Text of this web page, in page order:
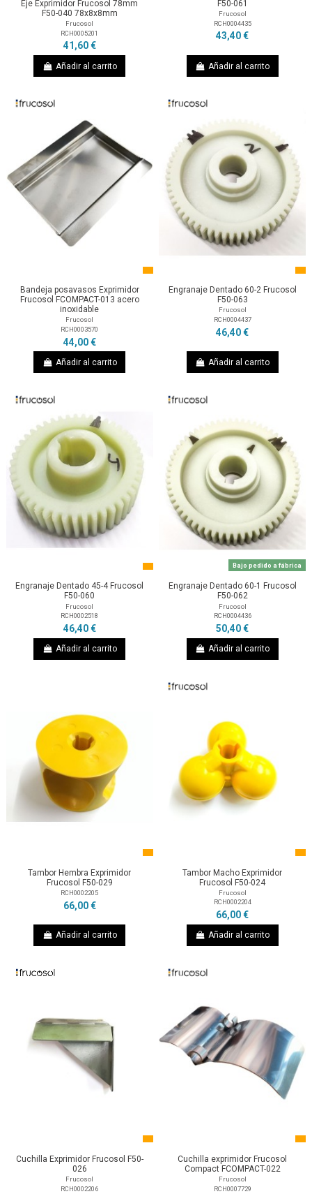
Eje Exprimidor Frucosol 78mm
F50-040 78x8x8mm
Frucosol
RCH0005201
41,60 €
Añadir al carrito
F50-061
Frucosol
RCH0004435
43,40 €
Añadir al carrito
Bandeja posavasos Exprimidor
Frucosol FCOMPACT-013 acero
inoxidable
Frucosol
RCH0003570
44,00 €
Añadir al carrito
Engranaje Dentado 60-2 Frucosol
F50-063
Frucosol
RCH0004437
46,40 €
Añadir al carrito
Engranaje Dentado 45-4 Frucosol
F50-060
Frucosol
RCH0002518
46,40 €
Añadir al carrito
Bajo pedido a fábrica
Engranaje Dentado 60-1 Frucosol
F50-062
Frucosol
RCH0004436
50,40 €
Añadir al carrito
Tambor Hembra Exprimidor
Frucosol F50-029
RCH0002205
66,00 €
Añadir al carrito
Tambor Macho Exprimidor
Frucosol F50-024
Frucosol
RCH0002204
66,00 €
Añadir al carrito
Cuchilla Exprimidor Frucosol F50-
026
Frucosol
RCH0002206
Cuchilla exprimidor Frucosol
Compact FCOMPACT-022
Frucosol
RCH0007729